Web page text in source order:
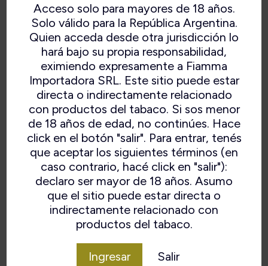
Acceso solo para mayores de 18 años.
Solo válido para la República Argentina.
Quien acceda desde otra jurisdicción lo
hará bajo su propia responsabilidad,
eximiendo expresamente a Fiamma
Importadora SRL. Este sitio puede estar
directa o indirectamente relacionado
con productos del tabaco. Si sos menor
de 18 años de edad, no continúes. Hace
click en el botón "salir". Para entrar, tenés
que aceptar los siguientes términos (en
caso contrario, hacé click en "salir"):
declaro ser mayor de 18 años. Asumo
que el sitio puede estar directa o
indirectamente relacionado con
productos del tabaco.
Ingresar Salir
SERIE V
VOLVER